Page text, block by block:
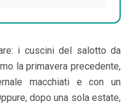
i cuscini del salotto da
la primavera precedente,
macchiati e con un
dopo una sola estate,